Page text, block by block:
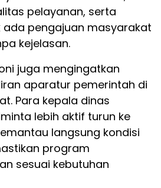
pelayanan, serta
pengajuan masyarakat
kejelasan.
juga mengingatkan
aparatur pemerintah di
Para kepala dinas
lebih aktif turun ke
langsung kondisi
program
sesuai kebutuhan